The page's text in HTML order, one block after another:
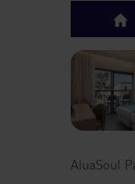
top
AluaSoul